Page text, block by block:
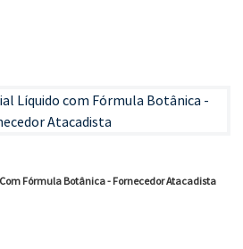
Fórmula Botânica - Fornecedor Atacadista